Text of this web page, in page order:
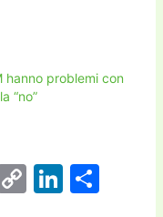
hanno problemi con
“no”
C
Li